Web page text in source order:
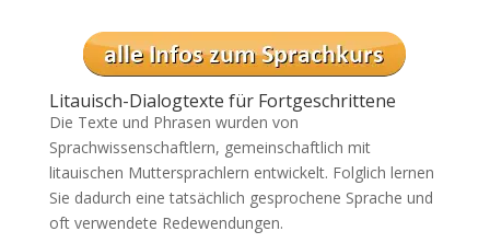
Litauisch-Dialogtexte für Fortgeschrittene
Die Texte und Phrasen wurden von
Sprachwissenschaftlern, gemeinschaftlich mit
litauischen Muttersprachlern entwickelt. Folglich lernen
Sie dadurch eine tatsächlich gesprochene Sprache und
oft verwendete Redewendungen.